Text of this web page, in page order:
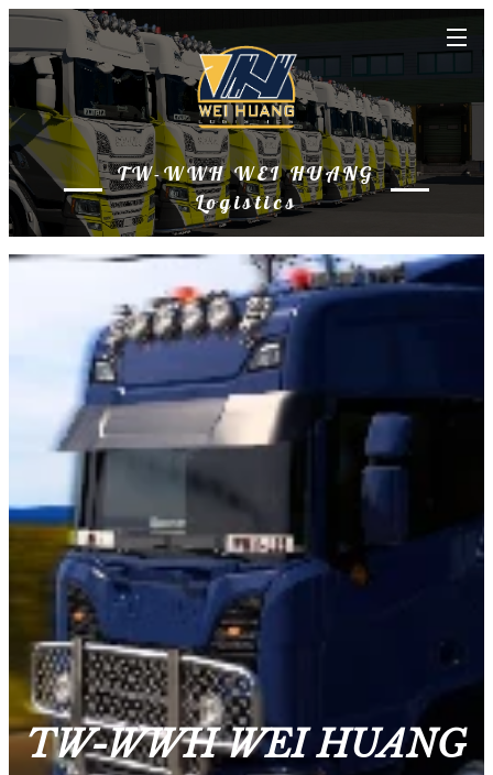
TW-WWH WEI HUANG
Logistics
TW-WWH WEI HUANG